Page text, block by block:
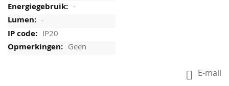
-
-
IP20
Geen
E-mail